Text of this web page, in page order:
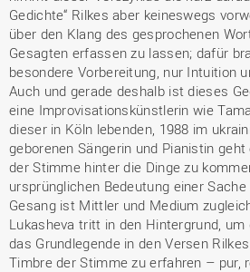
Gedichte“ Rilkes aber keineswegs
über den Klang des gesprochenen
Gesagten erfassen zu lassen; dafür
besondere Vorbereitung, nur Intuition
Auch und gerade deshalb ist dieses
eine Improvisationskünstlerin wie
dieser in Köln lebenden, 1988 im
geborenen Sängerin und Pianistin
der Stimme hinter die Dinge zu
ursprünglichen Bedeutung einer
Gesang ist Mittler und Medium
Lukasheva tritt in den Hintergrund, um
das Grundlegende in den Versen
Timbre der Stimme zu erfahren – pur,